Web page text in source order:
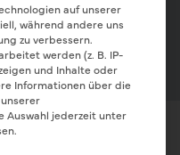
auf unserer
während andere uns
zu verbessern.
werden (z. B. IP-
und Inhalte oder
Informationen über die
Auswahl jederzeit unter
Gruppen, für die eine